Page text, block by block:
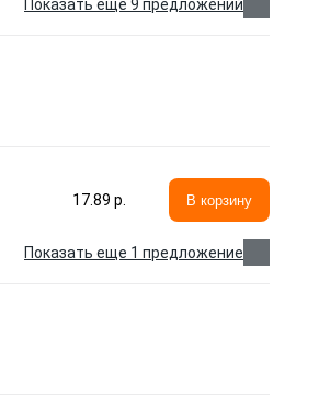
Показать еще 9 предложений
17.89 p. В корзину
Показать еще 1 предложение